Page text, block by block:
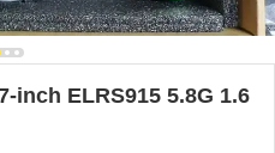
inch ELRS915 5.8G 1.6